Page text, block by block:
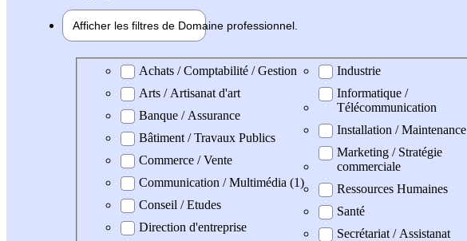
Afficher les filtres de Domaine professionnel
Domaine professionel
Achats / Comptabilité / Gestion
Arts / Artisanat d'art
Banque / Assurance
Bâtiment / Travaux Publics
Commerce / Vente
Communication / Multimédia (1)
Conseil / Etudes
Direction d'entreprise
Industrie
Informatique /
Télécommunication
Installation / Maintenance
Marketing / Stratégie
commerciale
Ressources Humaines
Santé
Secrétariat / Assistanat